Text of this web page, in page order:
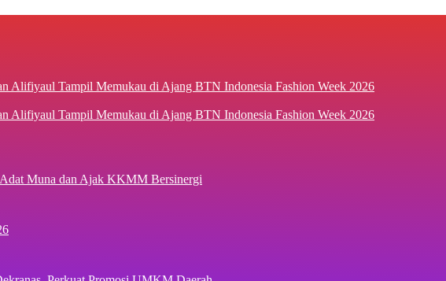
Alifiyaul Tampil Memukau di Ajang BTN Indonesia Fashion Week 2026
Muna dan Ajak KKMM Bersinergi